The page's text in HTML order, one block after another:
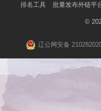
排名工具 批量发布外链平
©
辽公网安备